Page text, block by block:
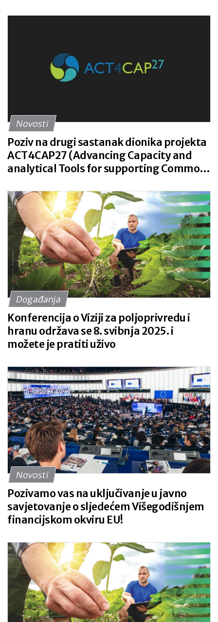
Novosti
Poziv na drugi sastanak dionika projekta
ACT4CAP27 (Advancing Capacity and
analytical Tools for supporting Common
Događanja
Konferencija o Viziji za poljoprivredu i
hranu održava se 8. svibnja 2025. i
možete je pratiti uživo
Novosti
Pozivamo vas na uključivanje u javno
savjetovanje o sljedećem Višegodišnjem
financijskom okviru EU!